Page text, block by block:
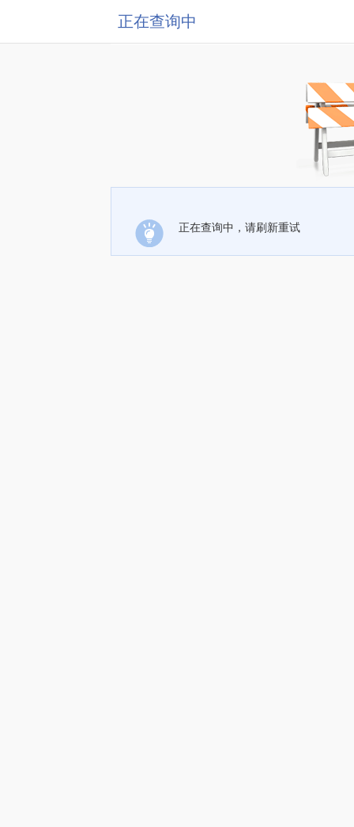
正在查询中
正在查询中，请刷新重试